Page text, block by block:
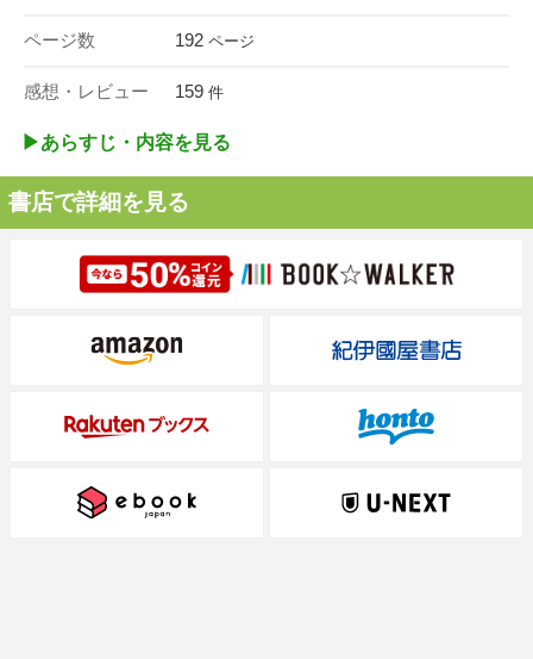
ページ数 192 ページ
感想・レビュー 159 件
▶︎あらすじ・内容を見る
書店で詳細を見る